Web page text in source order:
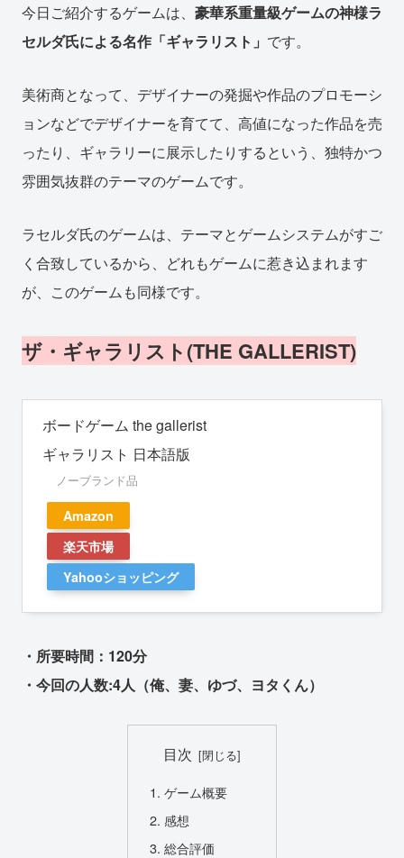
今日ご紹介するゲームは、 豪華系重量級ゲームの神様ラ
セルダ氏による名作「ギャラリスト」 です。
美術商となって、デザイナーの発掘や作品のプロモーシ
ョンなどでデザイナーを育てて、高値になった作品を売
ったり、ギャラリーに展示したりするという、独特かつ
雰囲気抜群のテーマのゲームです。
ラセルダ氏のゲームは、テーマとゲームシステムがすご
く合致しているから、どれもゲームに惹き込まれます
が、このゲームも同様です。
ザ・ギャラリスト(THE GALLERIST)
ボードゲーム the gallerist
ギャラリスト 日本語版
ノーブランド品
Amazon
楽天市場
Yahooショッピング
・所要時間：120分
・今回の人数:4人（俺、妻、ゆづ、ヨタくん）
目次
ゲーム概要
感想
総合評価